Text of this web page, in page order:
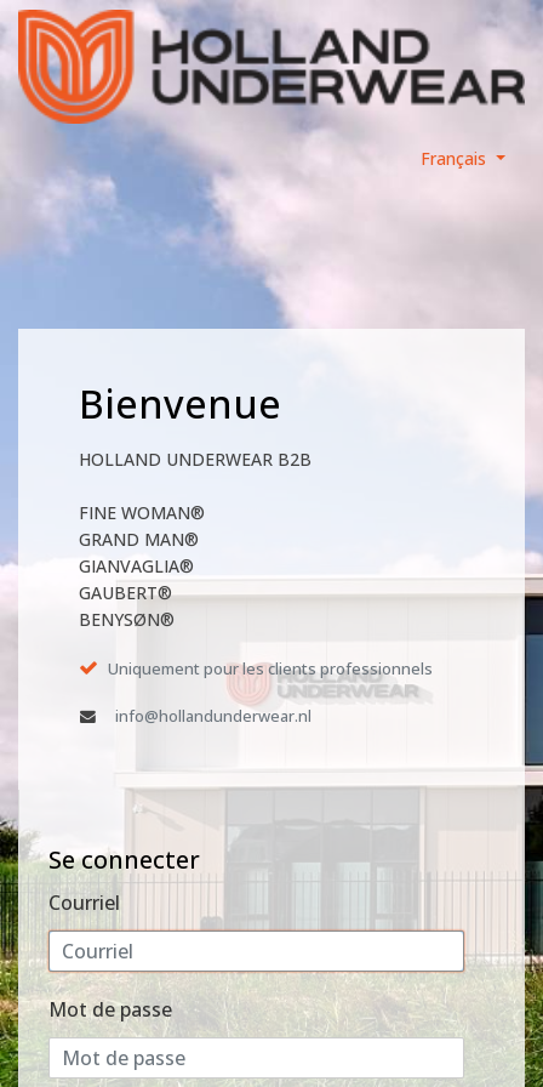
Français
Bienvenue
HOLLAND UNDERWEAR B2B
FINE WOMAN®
GRAND MAN®
GIANVAGLIA®
GAUBERT®
BENYSØN®
Uniquement pour les clients professionnels
info@hollandunderwear.nl
Se connecter
Courriel
Mot de passe